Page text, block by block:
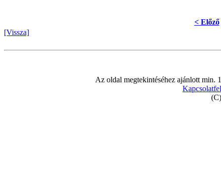
< Előző
[Vissza]
Az oldal megtekintéséhez ajánlott min.